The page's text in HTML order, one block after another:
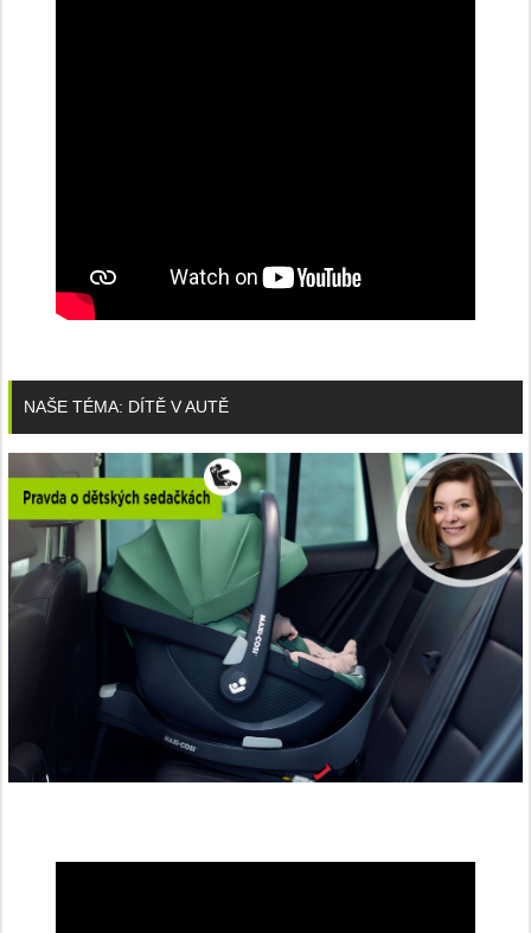
NAŠE TÉMA: DÍTĚ V AUTĚ